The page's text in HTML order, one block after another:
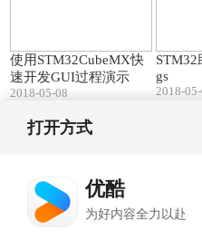
使用STM32CubeMX快
速开发GUI过程演示
2018-05-08
gs
2018-
打开方式
优酷
为好内容全力以赴